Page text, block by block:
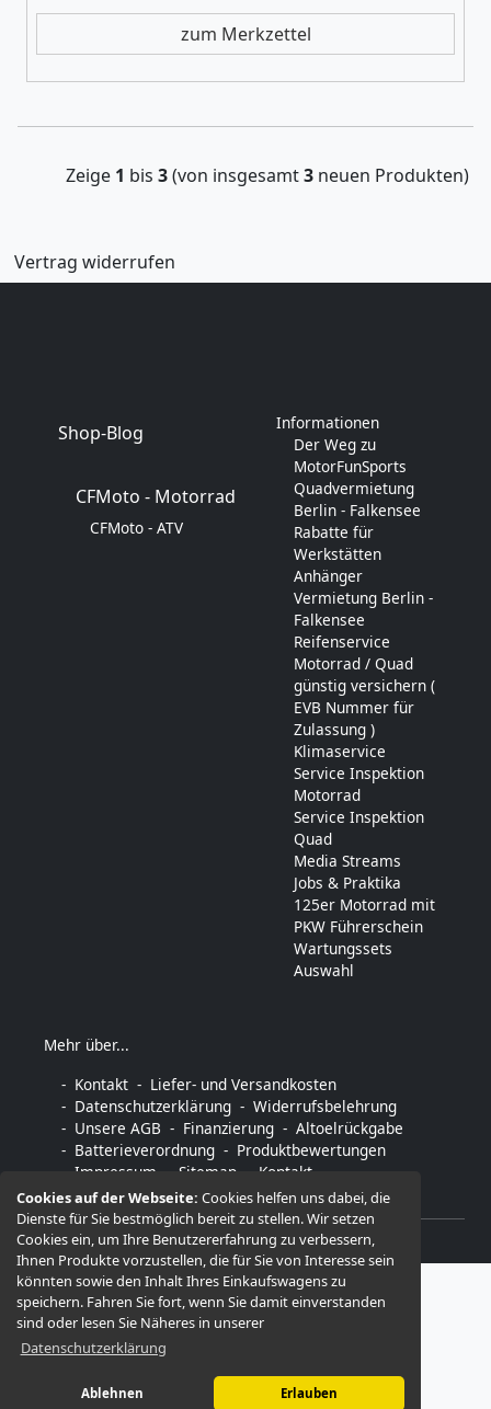
Cookies auf der Webseite:Cookies helfen uns dabei, die
Dienste für Sie bestmöglich bereit zu stellen. Wir setzen
Cookies ein, um Ihre Benutzererfahrung zu verbessern,
Ihnen Produkte vorzustellen, die für Sie von Interesse sein
könnten sowie den Inhalt Ihres Einkaufswagens zu
speichern. Fahren Sie fort, wenn Sie damit einverstanden
sind oder lesen Sie Näheres in unserer
Datenschutzerklärung
Ablehnen Erlauben
zum Merkzettel
Zeige 1 bis 3(von insgesamt3 neuen Produkten)
Vertrag widerrufen
Shop-Blog
CFMoto - Motorrad
CFMoto - ATV
Informationen
Der Weg zu
MotorFunSports
Quadvermietung
Berlin - Falkensee
Rabatte für
Werkstätten
Anhänger
Vermietung Berlin -
Falkensee
Reifenservice
Motorrad / Quad
günstig versichern (
EVB Nummer für
Zulassung )
Klimaservice
Service Inspektion
Motorrad
Service Inspektion
Quad
Media Streams
Jobs & Praktika
125er Motorrad mit
PKW Führerschein
Wartungssets
Auswahl
Mehr über...
Kontakt
Liefer- und Versandkosten
Datenschutzerklärung
Widerrufsbelehrung
Unsere AGB
Finanzierung
Altoelrückgabe
Batterieverordnung
Produktbewertungen
Impressum
Sitemap Kontakt
© 2026 -MotorFunSports ®